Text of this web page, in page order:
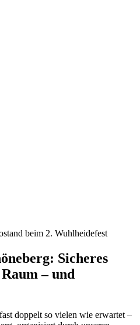
beim 2. Wuhlheidefest
Sicheres
– und
doppelt so vielen wie erwartet –